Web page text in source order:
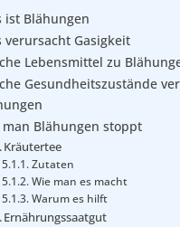
ist Blähungen
verursacht Gasigkeit
Lebensmittel zu
Gesundheitszustände
man Blähungen stoppt
Kräutertee
Zutaten
Wie man es macht
Warum es hilft
Ernährungssaatgut